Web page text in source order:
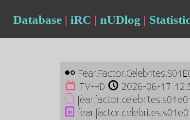
Database | iRC | nUDlog |
TV-HD
2026-06-17